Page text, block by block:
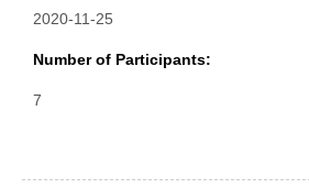
2020-11-25
Number of Participants:
7